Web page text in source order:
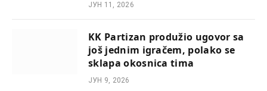
ЈУН 11, 2026
KK Partizan produžio ugovor sa
još jednim igračem, polako se
sklapa okosnica tima
ЈУН 9, 2026